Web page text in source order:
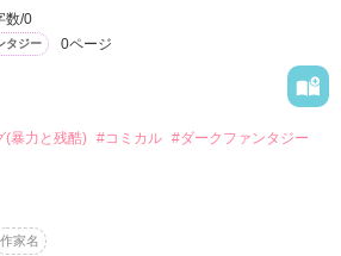
です。
数/0
タジー 0ページ
(暴力と残酷) #コミカル #ダークファンタジー
リの前日譚｣の続き。主にルントゥ視
作家名